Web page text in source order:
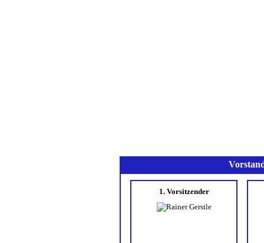
1. Vorsitzender